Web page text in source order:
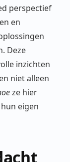
perspectief
en
Deze
inzichten
niet alleen
ze hier
eigen